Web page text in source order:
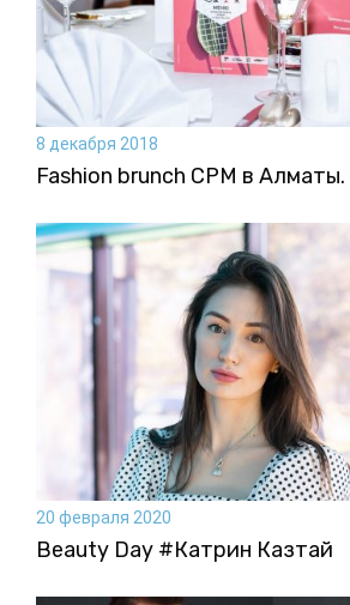
8 декабря 2018
Fashion brunch CPM в Алматы.
20 февраля 2020
Beauty Day #Катрин Казтай